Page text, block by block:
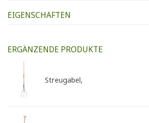
EIGENSCHAFTEN
ERGÄNZENDE PRODUKTE
Streugabel,